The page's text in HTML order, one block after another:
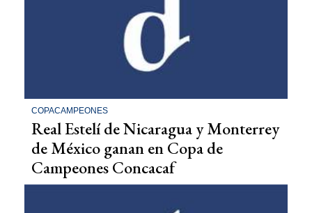
COPACAMPEONES
Real Estelí de Nicaragua y Monterrey
de México ganan en Copa de
Campeones Concacaf